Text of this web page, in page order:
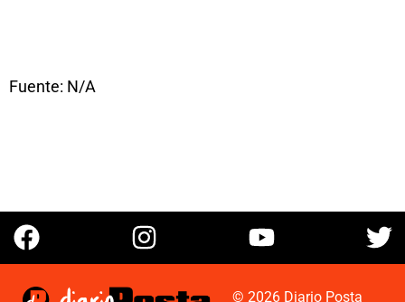
Fuente: N/A
© 2026 Diario Posta